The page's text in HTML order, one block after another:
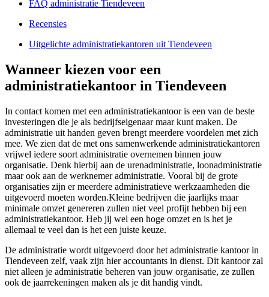
FAQ administratie Tiendeveen
Recensies
Uitgelichte administratiekantoren uit Tiendeveen
Wanneer kiezen voor een
administratiekantoor in Tiendeveen
In contact komen met een administratiekantoor is een van de beste
investeringen die je als bedrijfseigenaar maar kunt maken. De
administratie uit handen geven brengt meerdere voordelen met zich
mee. We zien dat de met ons samenwerkende administratiekantoren
vrijwel iedere soort administratie overnemen binnen jouw
organisatie. Denk hierbij aan de urenadministratie, loonadministratie
maar ook aan de werknemer administratie. Vooral bij de grote
organisaties zijn er meerdere administratieve werkzaamheden die
uitgevoerd moeten worden.Kleine bedrijven die jaarlijks maar
minimale omzet genereren zullen niet veel profijt hebben bij een
administratiekantoor. Heb jij wel een hoge omzet en is het je
allemaal te veel dan is het een juiste keuze.
De administratie wordt uitgevoerd door het administratie kantoor in
Tiendeveen zelf, vaak zijn hier accountants in dienst. Dit kantoor zal
niet alleen je administratie beheren van jouw organisatie, ze zullen
ook de jaarrekeningen maken als je dit handig vindt.